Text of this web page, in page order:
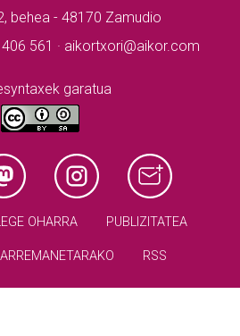
behea - 48170 Zamudio
561 · aikortxori@aikor.com
garatua
OHARRA PUBLIZITATEA
RSS